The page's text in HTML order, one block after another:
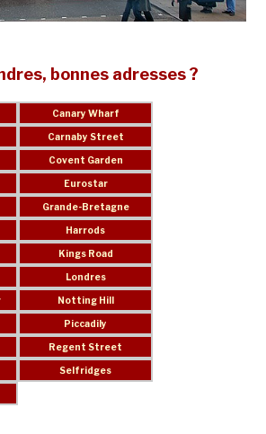
bonnes adresses ?